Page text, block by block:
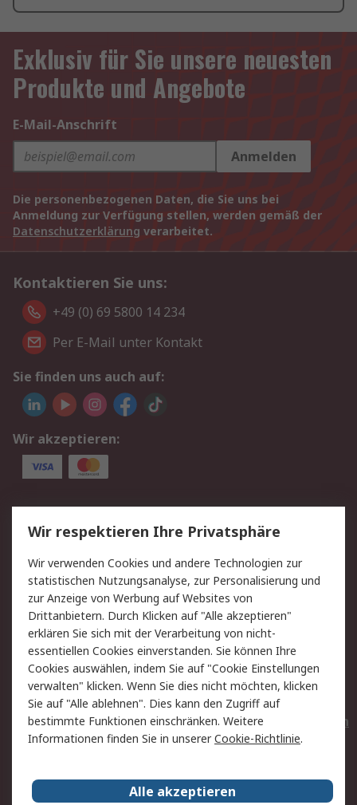
Exklusiv für Sie unsere neuesten
Produkte und Angebote
E-Mail-Anschrift
Anmelden
Die personenbezogenen Daten, die Sie uns bei
Anmeldung zur Verfügung stellen, werden gemäß der
Datenschutzerklärung verarbeitet.
Kontaktieren Sie uns:
+49 (0) 69 5800 14 234
Per E-Mail unter Kontakt
Sie finden uns auch auf:
Wir akzeptieren:
Service
Value Added Services
Lieferlösungen
Rücksendungen
Kontakt
Hilfe
Privatkunden
Rechtliches
AGB
Datenschutz
Cookie-Richtlinie
Zahlungsbedingungen
Copyright/Impressum
Entsorgung
Elektrogeräte/Batterien
RS weltweit
Wir respektieren Ihre Privatsphäre
Wir verwenden Cookies und andere Technologien zur
statistischen Nutzungsanalyse, zur Personalisierung und
zur Anzeige von Werbung auf Websites von
Drittanbietern. Durch Klicken auf "Alle akzeptieren"
erklären Sie sich mit der Verarbeitung von nicht-
essentiellen Cookies einverstanden. Sie können Ihre
Cookies auswählen, indem Sie auf "Cookie Einstellungen
verwalten" klicken. Wenn Sie dies nicht möchten, klicken
Sie auf "Alle ablehnen". Dies kann den Zugriff auf
bestimmte Funktionen einschränken. Weitere
Informationen finden Sie in unsererCookie-Richtlinie.
Alle akzeptieren